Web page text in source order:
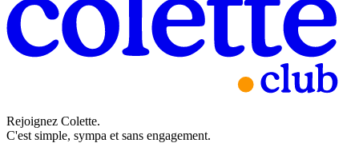
Rejoignez Colette.
C'est simple, sympa et sans engagement.